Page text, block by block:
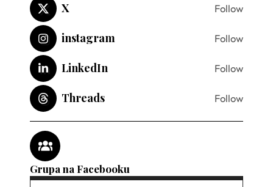
X Follow
instagram Follow
LinkedIn Follow
Threads Follow
Grupa na Facebooku